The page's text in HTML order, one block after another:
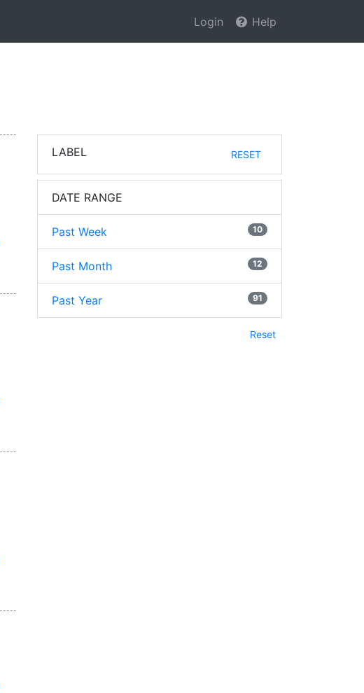
Login Help
LABEL RESET
DATE RANGE
Past Week 10
Past Month 12
Past Year 91
Reset